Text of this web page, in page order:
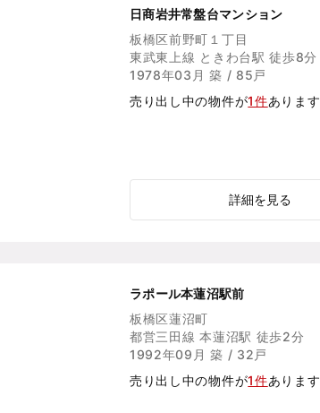
日商岩井常盤台マンション
板橋区前野町１丁目
東武東上線 ときわ台駅 徒歩8分
1978年03月 築 / 85戸
売り出し中の物件が1件あります
詳細を見る
ラポール本蓮沼駅前
板橋区蓮沼町
都営三田線 本蓮沼駅 徒歩2分
1992年09月 築 / 32戸
売り出し中の物件が1件あります